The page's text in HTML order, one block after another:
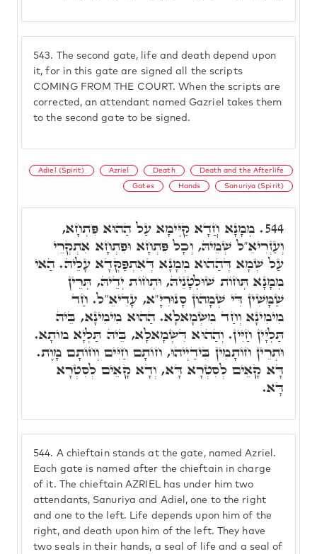
543.
The second gate, life and death depend upon
it, for in this gate are signed all the scripts
COMING FROM THE COURT. When the scripts are
corrected, an attendant named Gazriel takes them
to the second gate to be signed.
Adiel (Spirit) Azriel Death Death and the Afterlife
Gates Hands Sanuriya (Spirit)
544. A chieftain stands at the gate, named Azriel.
Each gate is named after the chieftain in charge
of it. The chieftain AZRIEL has under him two
attendants, Sanuriya and Adiel, one to the right
and one to the left. Life depends upon him of the
right, and death upon him of the left. They have
two seals in their hands, a seal of life and a seal of
544. מְמָנָא חֲדָא קַיְּימָא עַל הַהוּא פִּתְחָא,
וְעַזְרִיאֵ"ל שְׁמֵיהּ, וְכָל פִּתְחָא וּפִתְחָא אִתְקְרֵי
עַל שְׁמָא דְּהַהוּא מְמָנָא דְּאִתְפַּקְּדָא עָלֵיהּ. הַאי
מְמָנָא תְּחוֹת שׁוּלְטָנֵיהּ, וּתְחוֹת יְדֵיהּ, תְּרֵין
שַׁמָּשִׁין דִּי שְׁמָהוֹן סָנוּרִיָּ"א, עָדִיאֵ"ל. חַד
מִימִינָא וְחַד מִשְּׂמָאלָא. הַהוּא מִימִינָא, בֵּיהּ
תַּלְיָין חַיִּין. וְהַהוּא דִּשְׂמָאלָא, בֵּיהּ תַּלְיָא מוֹתָא.
וּתְרֵין חוֹתָמִין בִּידַיְיהוּ, חוֹתָם חַיִּים וְחוֹתָם מָוֶת.
דָּא קָאֵים לְסִטְרָא דָּא, וְדָא קָאֵים לְסִטְרָא
דָּא.